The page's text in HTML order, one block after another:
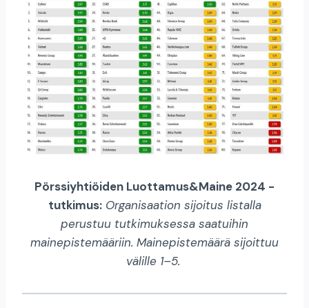
Pörssiyhtiöiden Luottamus&Maine 2024 -
tutkimus: Organisaation sijoitus listalla
perustuu tutkimuksessa saatuihin
mainepistemääriin. Mainepistemäärä sijoittuu
välille 1–5.